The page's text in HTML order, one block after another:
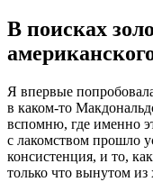
В поисках
Я впервые
в каком-то
вспомню, где именно
с лакомством прошло
консистенция, и то,
только что вынутом